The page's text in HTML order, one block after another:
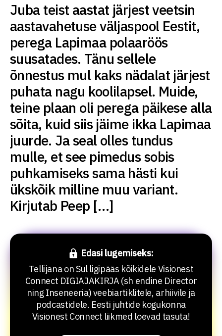
Juba teist aastat järjest veetsin
aastavahetuse väljaspool Eestit,
perega Lapimaa polaaröös
suusatades. Tänu sellele
õnnestus mul kaks nädalat järjest
puhata nagu koolilapsel. Muide,
teine plaan oli perega päikese alla
sõita, kuid siis jäime ikka Lapimaa
juurde. Ja seal olles tundus
mulle, et see pimedus sobis
puhkamiseks sama hästi kui
ükskõik milline muu variant.
Kirjutab Peep […]
Edasi lugemiseks:
Tellijana on Sul ligipääs kõikidele Visionest
Connect DIGIAJAKIRJA (sh endine Director
ning Inseneeria) veebiartiklitele, arhiivile ja
podcastidele. Eesti juhtide kogukonna
Visionest Connect liikmed loevad tasuta!